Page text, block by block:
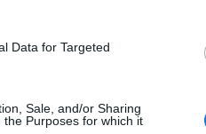
Data for Targeted
Sale, and/or Sharing
Purposes for which it
ezt a témát,
gazdasági